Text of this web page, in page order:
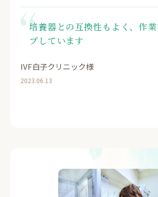
培養器との互換性もよく、作
プしています
IVF白子クリニック様
2023.06.13